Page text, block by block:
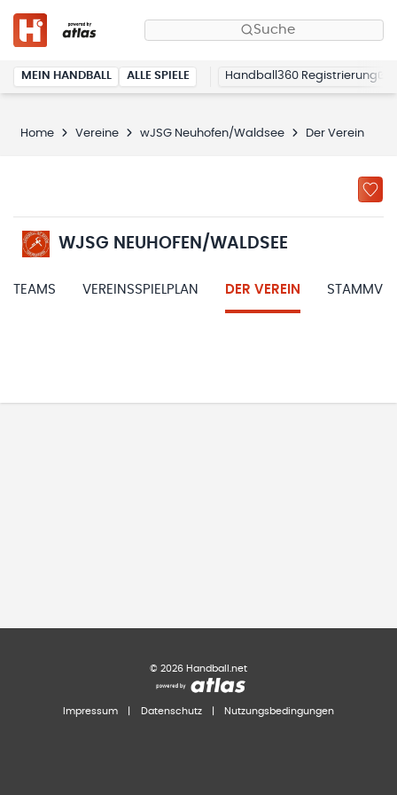
Suche
MEIN HANDBALL ALLE SPIELE Handball360 Registrierung
Home Vereine wJSG Neuhofen/Waldsee Der Verein
WJSG NEUHOFEN/WALDSEE
TEAMS VEREINSSPIELPLAN DER VEREIN
© 2026 Handball.net
Impressum Datenschutz Nutzungsbedingungen